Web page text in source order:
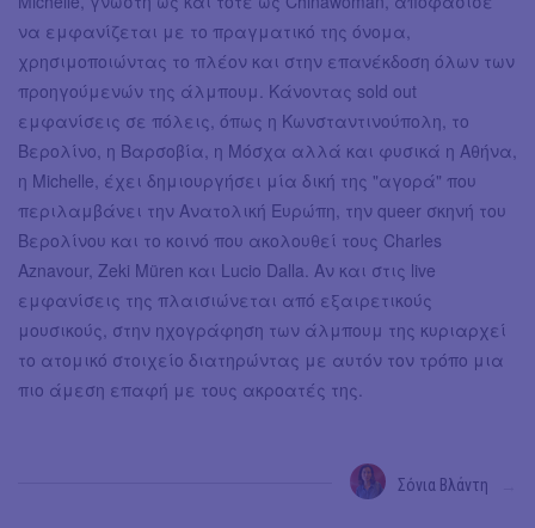
να εμφανίζεται με το πραγματικό της όνομα,
χρησιμοποιώντας το πλέον και στην επανέκδοση όλων των
προηγούμενών της άλμπουμ. Κάνοντας sold out
εμφανίσεις σε πόλεις, όπως η Κωνσταντινούπολη, το
Βερολίνο, η Βαρσοβία, η Μόσχα αλλά και φυσικά η Αθήνα,
η Michelle, έχει δημιουργήσει μία δική της "αγορά" που
περιλαμβάνει την Ανατολική Ευρώπη, την queer σκηνή του
Βερολίνου και το κοινό που ακολουθεί τους Charles
Aznavour, Zeki Müren και Lucio Dalla. Αν και στις live
εμφανίσεις της πλαισιώνεται από εξαιρετικούς
μουσικούς, στην ηχογράφηση των άλμπουμ της κυριαρχεί
το ατομικό στοιχείο διατηρώντας με αυτόν τον τρόπο μια
πιο άμεση επαφή με τους ακροατές της.
Σόνια Βλάντη